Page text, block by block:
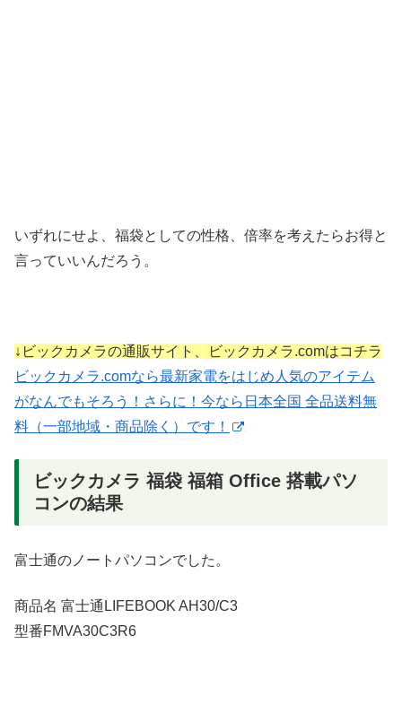
いずれにせよ、福袋としての性格、倍率を考えたらお得と
言っていいんだろう。
↓ビックカメラの通販サイト、ビックカメラ.comはコチラ
ビックカメラ.comなら最新家電をはじめ人気のアイテム
がなんでもそろう！さらに！今なら日本全国 全品送料無
料（一部地域・商品除く）です！
ビックカメラ 福袋 福箱 Office 搭載パソ
コンの結果
富士通のノートパソコンでした。
商品名 富士通LIFEBOOK AH30/C3
型番FMVA30C3R6